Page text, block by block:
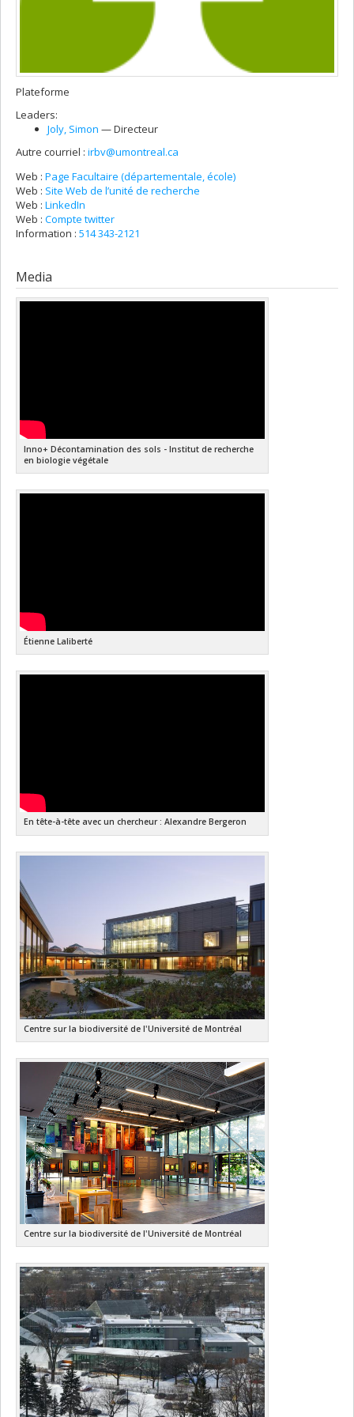
Plateforme
Leaders:
Joly, Simon — Directeur
Autre courriel : irbv@umontreal.ca
Web : Page Facultaire (départementale, école)
Web : Site Web de l’unité de recherche
Web : LinkedIn
Web : Compte twitter
Information : 514 343-2121
Media
Inno+ Décontamination des sols - Institut de recherche
en biologie végétale
Étienne Laliberté
En tête-à-tête avec un chercheur : Alexandre Bergeron
Centre sur la biodiversité de l'Université de Montréal
Centre sur la biodiversité de l'Université de Montréal